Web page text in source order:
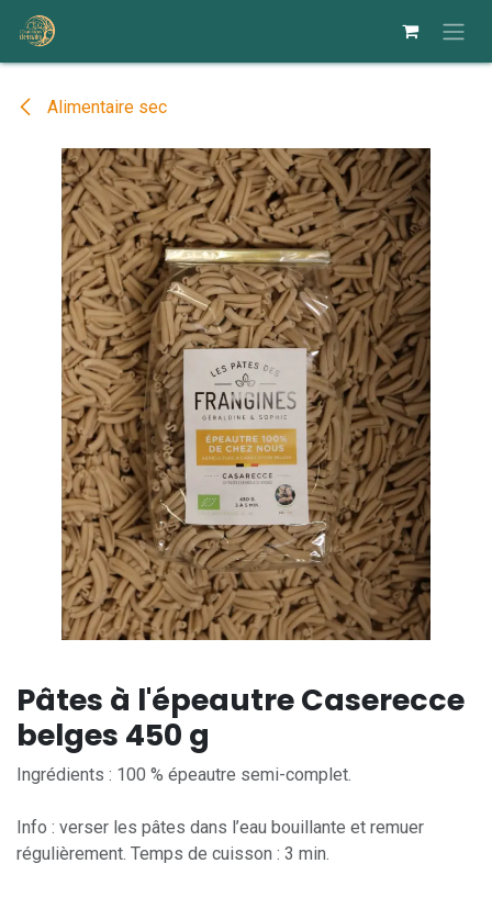
Se rendre au contenu
Alimentaire sec
Pâtes à l'épeautre Caserecce
belges 450 g
Ingrédients : 100 % épeautre semi-complet.
Info : verser les pâtes dans l’eau bouillante et remuer
régulièrement. Temps de cuisson : 3 min.